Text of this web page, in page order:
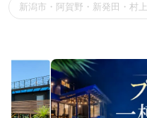
新潟市・阿賀野・新発田・村上